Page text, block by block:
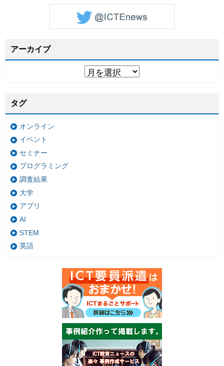
アーカイブ
タグ
オンライン
イベント
セミナー
プログラミング
調査結果
大学
アプリ
AI
STEM
英語